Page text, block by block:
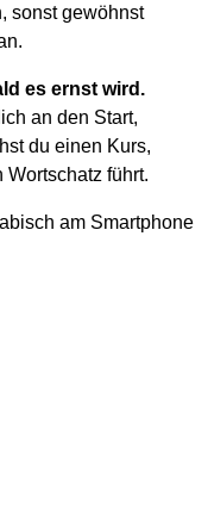
sonst gewöhnst
es ernst wird.
an den Start,
du einen Kurs,
führt.